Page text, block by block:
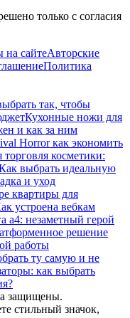
только с согласия
на сайтеАвторские
Политика
так, чтобы
Кухонные ножи для
и как за ним
Horror как экономить
торговля косметики:
выбрать идеальную
и уход
квартиры для
устроена вебкам
а4: незаметный герой
решение
работы
ту самую и не
как выбрать
защищены.
стильный значок,